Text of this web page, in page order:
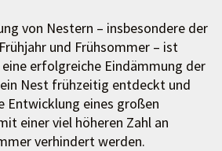
von Nestern – insbesondere der
und Frühsommer – ist
erfolgreiche Eindämmung der
Nest frühzeitig entdeckt und
Entwicklung eines großen
einer viel höheren Zahl an
verhindert werden.